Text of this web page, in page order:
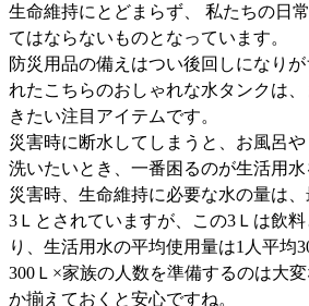
生命維持にとどまらず、 私たちの日
てはならないものとなっています。
防災用品の備えはつい後回しになり
れたこちらのおしゃれな水タンクは
きたい注目アイテムです。
災害時に断水してしまうと、お風呂
洗いたいとき、一番困るのが生活用水
災害時、生命維持に必要な水の量は
3Ｌとされていますが、この3Ｌは飲
り、生活用水の平均使用量は1人平均
300Ｌ×家族の人数を準備するのは大
か揃えておくと安心ですね。